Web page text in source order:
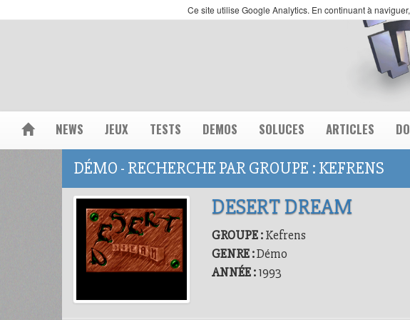
Ce site utilise Google Analytics. En continuant à
NEWS JEUX TESTS DEMOS SOLUCES ARTICLES
DÉMO - RECHERCHE PAR GROUPE : KEFRENS
DESERT DREAM
GROUPE :Kefrens
GENRE :Démo
ANNÉE :1993